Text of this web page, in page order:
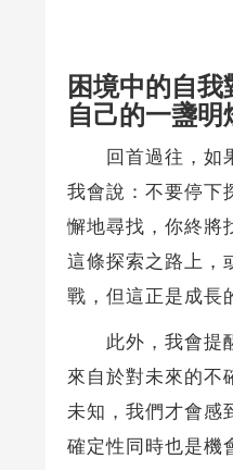
困境中的自
自己的一盞明
回首過往，如果
我會說：不要停下
懈地尋找，你終將
這條探索之路上，
戰，但這正是成長
此外，我會提醒
來自於對未來的不
未知，我們才會感
確定性同時也是機